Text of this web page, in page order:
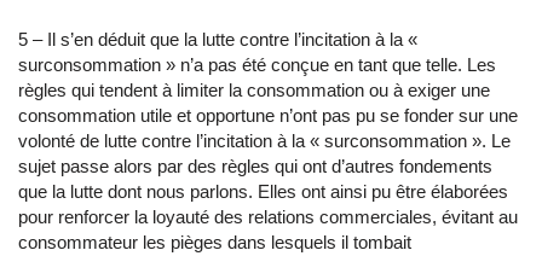
5 – Il s’en déduit que la lutte contre l’incitation à la «
surconsommation » n’a pas été conçue en tant que telle. Les
règles qui tendent à limiter la consommation ou à exiger une
consommation utile et opportune n’ont pas pu se fonder sur une
volonté de lutte contre l’incitation à la « surconsommation ». Le
sujet passe alors par des règles qui ont d’autres fondements
que la lutte dont nous parlons. Elles ont ainsi pu être élaborées
pour renforcer la loyauté des relations commerciales, évitant au
consommateur les pièges dans lesquels il tombait